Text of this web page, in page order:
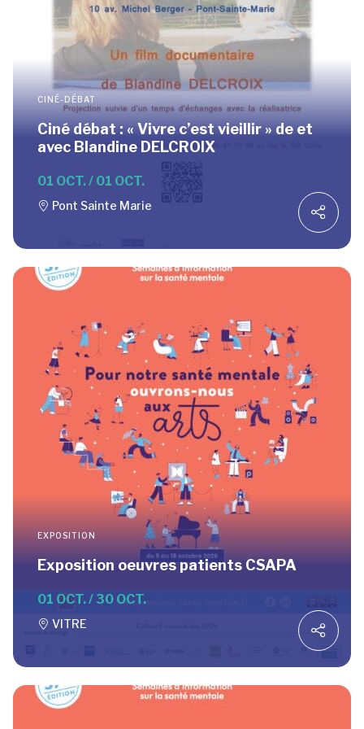
CINÉ-DÉBAT
Ciné débat : « Vivre c’est vieillir » de et
avec Blandine DELCROIX
01 OCT. / 01 OCT.
Pont Sainte Marie
EXPOSITION
Exposition oeuvres patients CSAPA
01 OCT. / 30 OCT.
VITRE